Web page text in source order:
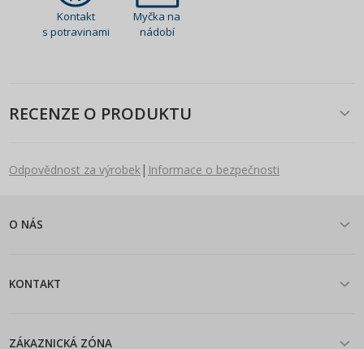
Kontakt
s potravinami
Myčka na
nádobí
RECENZE O PRODUKTU
Odpovědnost za výrobek| Informace o bezpečnosti
O NÁS
KONTAKT
ZÁKAZNICKÁ ZÓNA